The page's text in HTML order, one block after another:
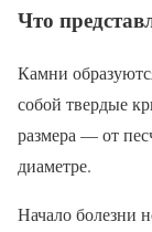
Что
Камни
собой твердые
размера — от
диаметре.
Начало болезни